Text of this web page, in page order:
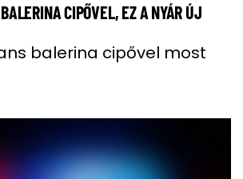
CIPŐVEL, EZ A NYÁR ÚJ
balerina cipővel most